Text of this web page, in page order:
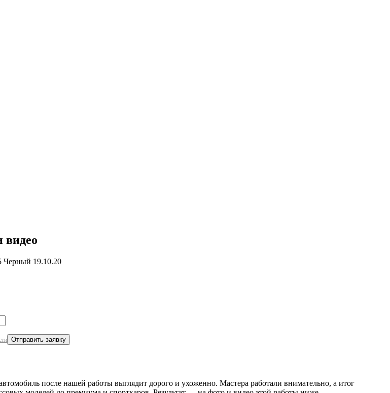
видео
Черный 19.10.20
после нашей работы выглядит дорого и ухоженно. Мастера работали внимательно, а итог